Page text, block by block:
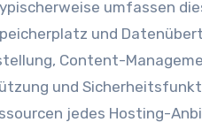
umfassen
und
Content-
und
jedes Hosting-